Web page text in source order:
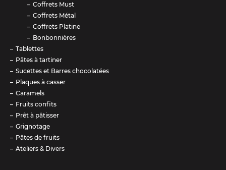
Coffrets Must
Coffrets Métal
Coffrets Platine
Bonbonnières
Tablettes
Pâtes à tartiner
Sucettes et Barres chocolatées
Plaques à casser
Caramels
Fruits confits
Prêt à pâtisser
Grignotage
Pâtes de fruits
Ateliers & Divers